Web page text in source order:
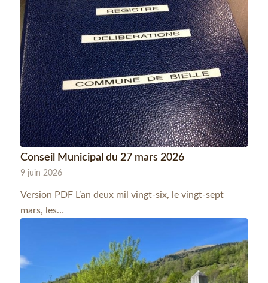
Conseil Municipal du 27 mars 2026
9 juin 2026
Version PDF L’an deux mil vingt-six, le vingt-sept
mars, les…